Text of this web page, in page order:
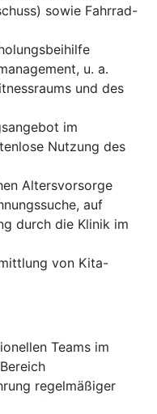
sowie Fahrrad-
u. a.
und des
im
Nutzung des
Altersvorsorge
auf
durch die Klinik im
von Kita-
Teams im
regelmäßiger